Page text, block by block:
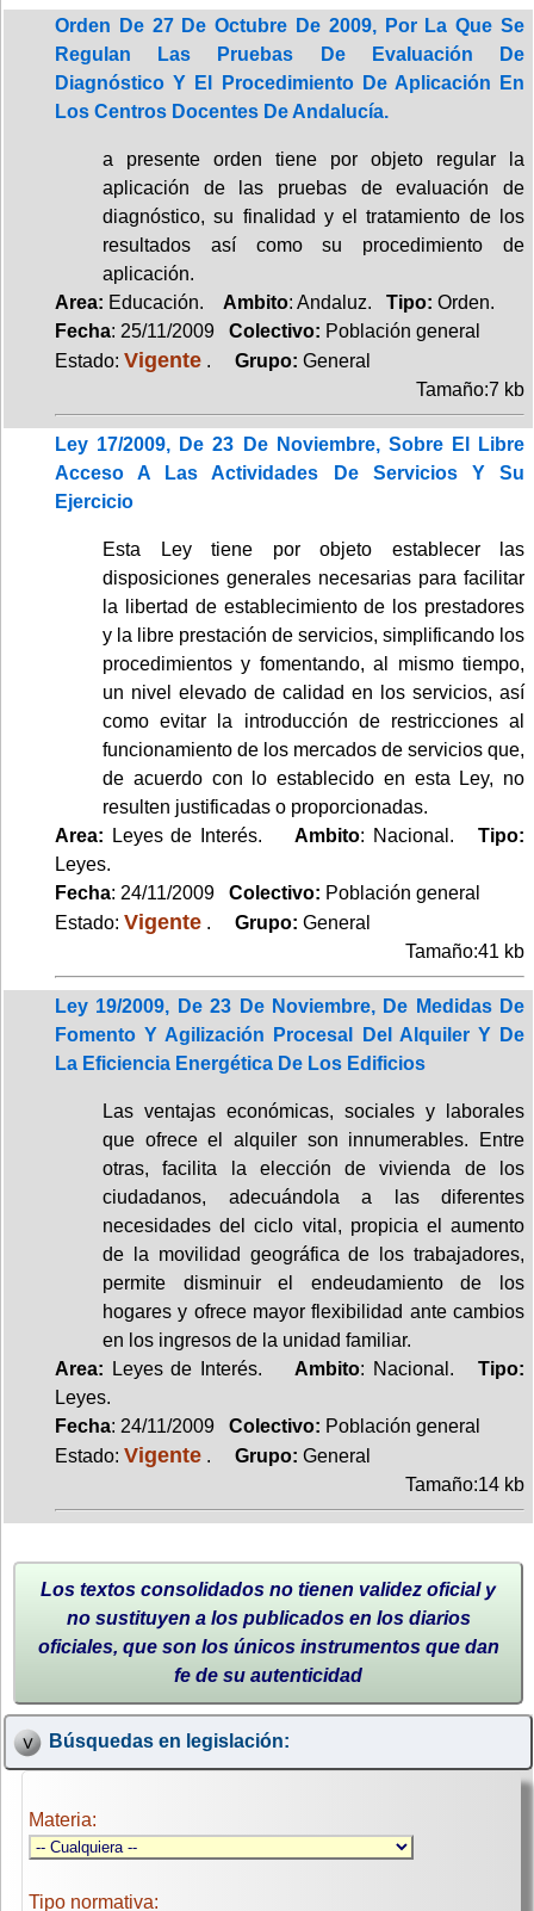
Orden De 27 De Octubre De 2009, Por La Que Se
Regulan Las Pruebas De Evaluación De
Diagnóstico Y El Procedimiento De Aplicación En
Los Centros Docentes De Andalucía.
a presente orden tiene por objeto regular la
aplicación de las pruebas de evaluación de
diagnóstico, su finalidad y el tratamiento de los
resultados así como su procedimiento de
aplicación.
Area: Educación. Ambito: Andaluz. Tipo: Orden.
Fecha: 25/11/2009 Colectivo: Población general
Estado: Vigente . Grupo: General
Tamaño:7 kb
Ley 17/2009, De 23 De Noviembre, Sobre El Libre
Acceso A Las Actividades De Servicios Y Su
Ejercicio
Esta Ley tiene por objeto establecer las
disposiciones generales necesarias para facilitar
la libertad de establecimiento de los prestadores
y la libre prestación de servicios, simplificando los
procedimientos y fomentando, al mismo tiempo,
un nivel elevado de calidad en los servicios, así
como evitar la introducción de restricciones al
funcionamiento de los mercados de servicios que,
de acuerdo con lo establecido en esta Ley, no
resulten justificadas o proporcionadas.
Area: Leyes de Interés.Ambito: Nacional.Tipo:
Leyes.
Fecha: 24/11/2009 Colectivo: Población general
Estado: Vigente . Grupo: General
Tamaño:41 kb
Ley 19/2009, De 23 De Noviembre, De Medidas De
Fomento Y Agilización Procesal Del Alquiler Y De
La Eficiencia Energética De Los Edificios
Las ventajas económicas, sociales y laborales
que ofrece el alquiler son innumerables. Entre
otras, facilita la elección de vivienda de los
ciudadanos, adecuándola a las diferentes
necesidades del ciclo vital, propicia el aumento
de la movilidad geográfica de los trabajadores,
permite disminuir el endeudamiento de los
hogares y ofrece mayor flexibilidad ante cambios
en los ingresos de la unidad familiar.
Area: Leyes de Interés. Ambito: Nacional.Tipo:
Leyes.
Fecha: 24/11/2009 Colectivo: Población general
Estado: Vigente . Grupo: General
Tamaño:14 kb
Los textos consolidados no tienen validez oficial y
no sustituyen a los publicados en los diarios
oficiales, que son los únicos instrumentos que dan
fe de su autenticidad
Búsquedas en legislación:
Materia:
Tipo normativa: